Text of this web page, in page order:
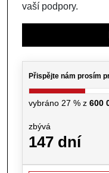
vaší podpory.